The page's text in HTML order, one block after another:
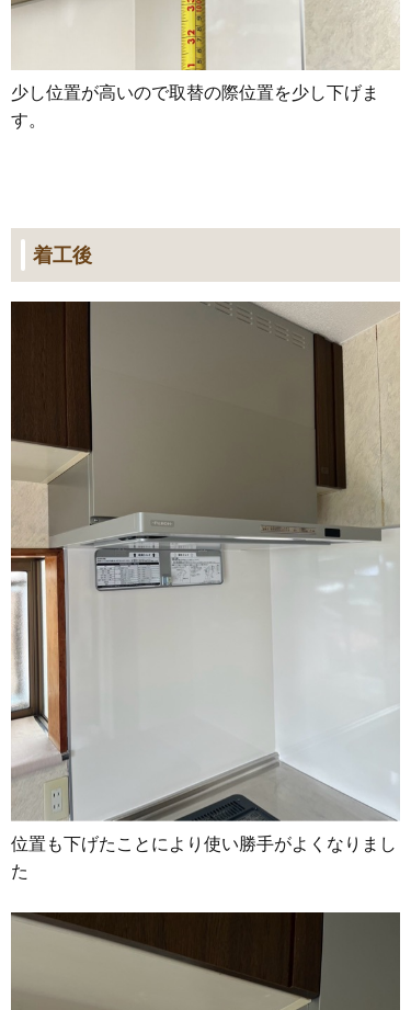
少し位置が高いので取替の際位置を少し下げま
す。
着工後
位置も下げたことにより使い勝手がよくなりまし
た